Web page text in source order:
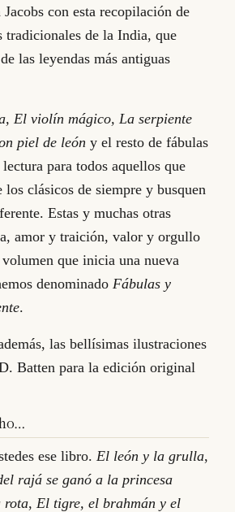
con esta recopilación de
tradicionales de la India, que
las leyendas más antiguas
El violín mágico, La serpiente
piel de león y el resto de fábulas
para todos aquellos que
los clásicos de siempre y busquen
Estas y muchas otras
amor y traición, valor y orgullo
volumen que inicia una nueva
denominado Fábulas y
.
las bellísimas ilustraciones
Batten para la edición original
ese libro. El león y la grulla,
rajá se ganó a la princesa
rota, El tigre, el brahmán y el